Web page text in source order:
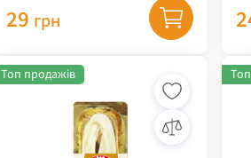
29 грн
Топ продажів